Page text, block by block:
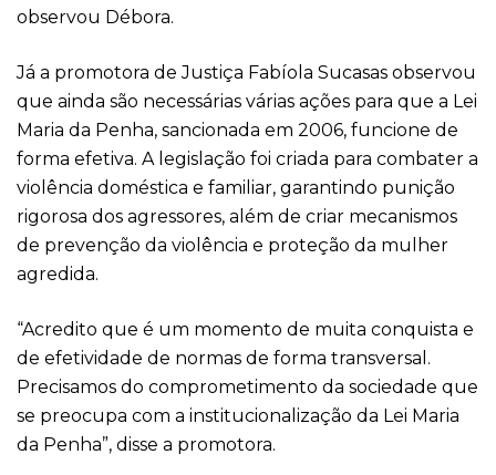
observou Débora.
Já a promotora de Justiça Fabíola Sucasas observou
que ainda são necessárias várias ações para que a Lei
Maria da Penha, sancionada em 2006, funcione de
forma efetiva. A legislação foi criada para combater a
violência doméstica e familiar, garantindo punição
rigorosa dos agressores, além de criar mecanismos
de prevenção da violência e proteção da mulher
agredida.
“Acredito que é um momento de muita conquista e
de efetividade de normas de forma transversal.
Precisamos do comprometimento da sociedade que
se preocupa com a institucionalização da Lei Maria
da Penha”, disse a promotora.